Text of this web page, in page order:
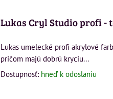
Lukas Cryl Studio profi -
Lukas umelecké profi akrylové
pričom majú dobrú kryciu...
Dostupnosť: hneď k odoslaniu